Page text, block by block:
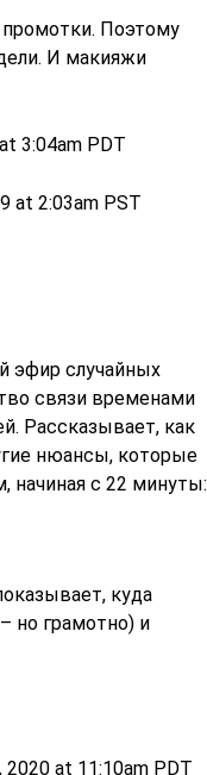
Поэтому
И макияжи
3:04am PDT
at 2:03am PST
эфир случайных
связи временами
Рассказывает, как
нюансы, которые
начиная с 22 минуты:
куда
но грамотно) и
2020 at 11:10am PDT